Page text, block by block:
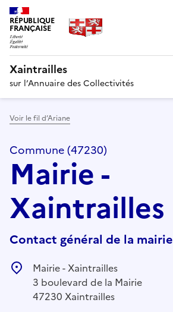
RÉPUBLIQUE
FRANÇAISE
Xaintrailles
sur l’Annuaire des Collectivités
Voir le fil d’Ariane
Commune (47230)
Mairie -
Xaintrailles
Contact général de la mairie
Mairie - Xaintrailles
3 boulevard de la Mairie
47230 Xaintrailles